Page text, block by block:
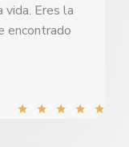
vida. Eres la
encontrado
★ ★ ★ ★ ★